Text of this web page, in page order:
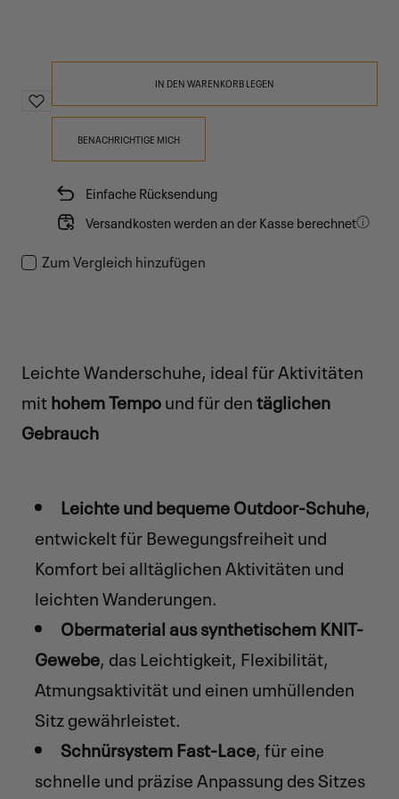
IN DEN WARENKORB LEGEN
BENACHRICHTIGE MICH
Einfache Rücksendung
Versandkosten werden an der Kasse berechnet
Zum Vergleich hinzufügen
Leichte Wanderschuhe, ideal für Aktivitäten
mithohem Tempound für dentäglichen
Gebrauch
Leichte und bequeme Outdoor-Schuhe,
entwickelt für Bewegungsfreiheit und
Komfort bei alltäglichen Aktivitäten und
leichten Wanderungen.
Obermaterial aus synthetischem KNIT-
Gewebe, das Leichtigkeit, Flexibilität,
Atmungsaktivität und einen umhüllenden
Sitz gewährleistet.
Schnürsystem Fast-Lace, für eine
schnelle und präzise Anpassung des Sitzes